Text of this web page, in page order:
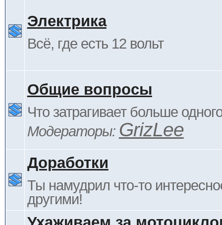
Электрика
Всё, где есть 12 вольт
Общие вопросы
Что затрагивает больше
Модераторы: GrizLee
Доработки
Ты намудрил что-то
другими!